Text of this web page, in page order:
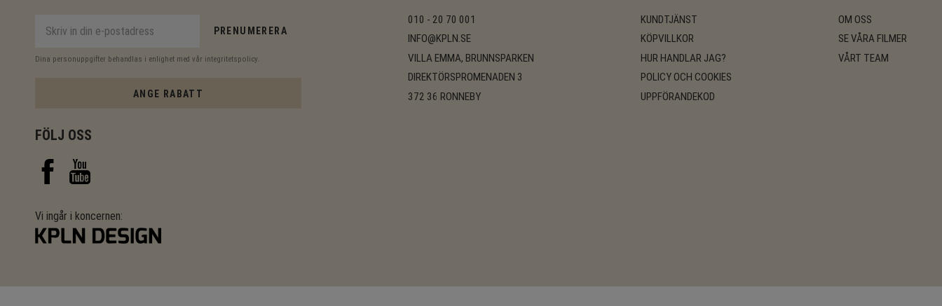
PRENUMERERA
Dina personuppgifter behandlas i enlighet med vår integritetspolicy.
ANGE RABATT
010 - 20 70 001
INFO@KPLN.SE
VILLA EMMA, BRUNNSPARKEN
DIREKTÖRSPROMENADEN 3
372 36 RONNEBY
KUNDTJÄNST
KÖPVILLKOR
HUR HANDLAR JAG?
POLICY OCH COOKIES
UPPFÖRANDEKOD
OM OSS
SE VÅRA FILMER
VÅRT TEAM
FÖLJ OSS
Vi ingår i koncernen: